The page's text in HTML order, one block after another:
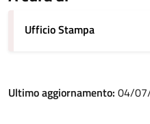
Ufficio Stampa
Ultimo aggiornamento: 04/